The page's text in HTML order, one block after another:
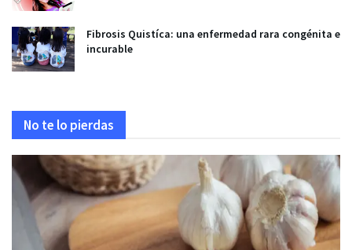
Fibrosis Quistíca: una enfermedad rara congénita e
incurable
No te lo pierdas